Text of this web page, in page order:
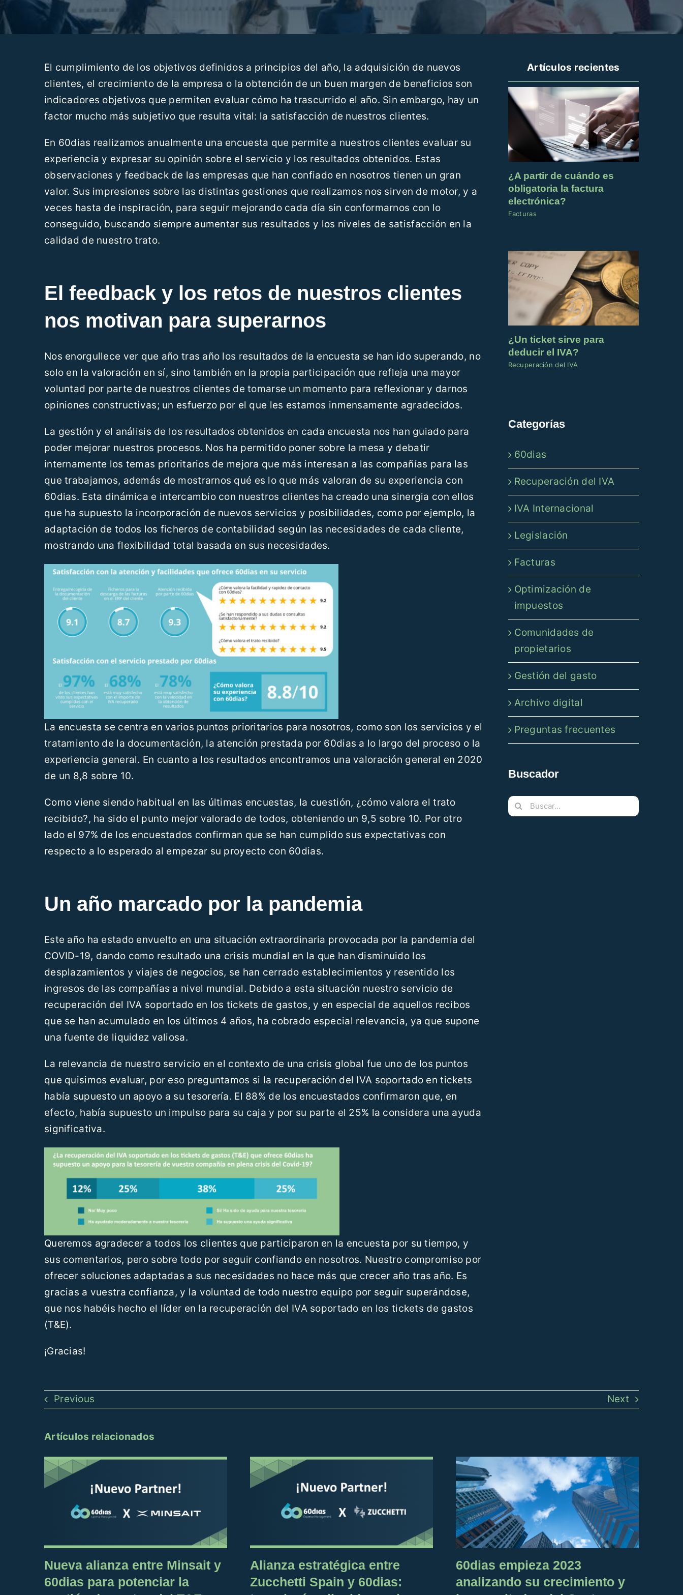
El cumplimiento de los objetivos definidos a principios del año, la adquisición de nuevos
clientes, el crecimiento de la empresa o la obtención de un buen margen de beneficios son
indicadores objetivos que permiten evaluar cómo ha trascurrido el año. Sin embargo, hay un
factor mucho más subjetivo que resulta vital: la satisfacción de nuestros clientes.
En 60dias realizamos anualmente una encuesta que permite a nuestros clientes evaluar su
experiencia y expresar su opinión sobre el servicio y los resultados obtenidos. Estas
observaciones y feedback de las empresas que han confiado en nosotros tienen un gran
valor. Sus impresiones sobre las distintas gestiones que realizamos nos sirven de motor, y a
veces hasta de inspiración, para seguir mejorando cada día sin conformarnos con lo
conseguido, buscando siempre aumentar sus resultados y los niveles de satisfacción en la
calidad de nuestro trato.
El feedback y los retos de nuestros clientes
nos motivan para superarnos
Nos enorgullece ver que año tras año los resultados de la encuesta se han ido superando, no
solo en la valoración en sí, sino también en la propia participación que refleja una mayor
voluntad por parte de nuestros clientes de tomarse un momento para reflexionar y darnos
opiniones constructivas; un esfuerzo por el que les estamos inmensamente agradecidos.
La gestión y el análisis de los resultados obtenidos en cada encuesta nos han guiado para
poder mejorar nuestros procesos. Nos ha permitido poner sobre la mesa y debatir
internamente los temas prioritarios de mejora que más interesan a las compañías para las
que trabajamos, además de mostrarnos qué es lo que más valoran de su experiencia con
60dias. Esta dinámica e intercambio con nuestros clientes ha creado una sinergia con ellos
que ha supuesto la incorporación de nuevos servicios y posibilidades, como por ejemplo, la
adaptación de todos los ficheros de contabilidad según las necesidades de cada cliente,
mostrando una flexibilidad total basada en sus necesidades.
La encuesta se centra en varios puntos prioritarios para nosotros, como son los servicios y el
tratamiento de la documentación, la atención prestada por 60dias a lo largo del proceso o la
experiencia general. En cuanto a los resultados encontramos una valoración general en 2020
de un 8,8 sobre 10.
Como viene siendo habitual en las últimas encuestas, la cuestión, ¿cómo valora el trato
recibido?, ha sido el punto mejor valorado de todos, obteniendo un 9,5 sobre 10. Por otro
lado el 97% de los encuestados confirman que se han cumplido sus expectativas con
respecto a lo esperado al empezar su proyecto con 60dias.
Un año marcado por la pandemia
Este año ha estado envuelto en una situación extraordinaria provocada por la pandemia del
COVID-19, dando como resultado una crisis mundial en la que han disminuido los
desplazamientos y viajes de negocios, se han cerrado establecimientos y resentido los
ingresos de las compañías a nivel mundial. Debido a esta situación nuestro servicio de
recuperación del IVA soportado en los tickets de gastos, y en especial de aquellos recibos
que se han acumulado en los últimos 4 años, ha cobrado especial relevancia, ya que supone
una fuente de liquidez valiosa.
La relevancia de nuestro servicio en el contexto de una crisis global fue uno de los puntos
que quisimos evaluar, por eso preguntamos si la recuperación del IVA soportado en tickets
había supuesto un apoyo a su tesorería. El 88% de los encuestados confirmaron que, en
efecto, había supuesto un impulso para su caja y por su parte el 25% la considera una ayuda
significativa.
Queremos agradecer a todos los clientes que participaron en la encuesta por su tiempo, y
sus comentarios, pero sobre todo por seguir confiando en nosotros. Nuestro compromiso por
ofrecer soluciones adaptadas a sus necesidades no hace más que crecer año tras año. Es
gracias a vuestra confianza, y la voluntad de todo nuestro equipo por seguir superándose,
que nos habéis hecho el líder en la recuperación del IVA soportado en los tickets de gastos
(T&E).
¡Gracias!
Artículos recientes
¿A partir de cuándo es
obligatoria la factura
electrónica?
Facturas
¿Un ticket sirve para
deducir el IVA?
Recuperación del IVA
Categorías
60dias
Recuperación del IVA
IVA Internacional
Legislación
Facturas
Optimización de
impuestos
Comunidades de
propietarios
Gestión del gasto
Archivo digital
Preguntas frecuentes
Buscador
Buscar:
Previous Next
Artículos relacionados
Nueva alianza entre Minsait y
60dias para potenciar la
Alianza estratégica entre
Zucchetti Spain y 60dias:
60dias empieza 2023
analizando su crecimiento y